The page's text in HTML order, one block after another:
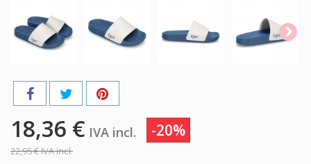
18,36 € IVA incl. -20%
22,95 €IVA incl.